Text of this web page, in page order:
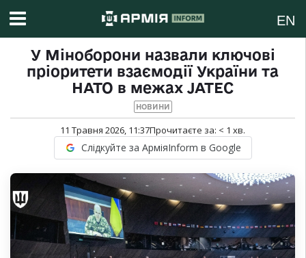
EN
У Міноборони назвали ключові
пріоритети взаємодії України та
НАТО в межах JATEC
НОВИНИ
11 Травня 2026, 11:37Прочитаєте за: < 1 хв.
Слідкуйте за АрміяInform в Google